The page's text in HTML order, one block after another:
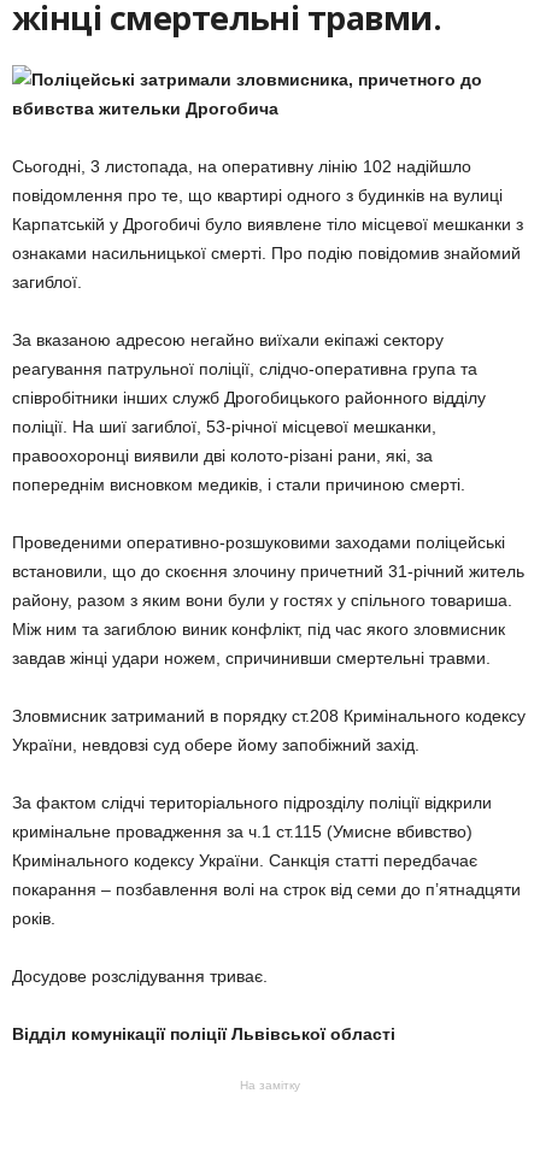
жінці смертельні травми.
Сьогодні, 3 листопада, на оперативну лінію 102 надійшло
повідомлення про те, що квартирі одного з будинків на вулиці
Карпатській у Дрогобичі було виявлене тіло місцевої мешканки з
ознаками насильницької смерті. Про подію повідомив знайомий
загиблої.
За вказаною адресою негайно виїхали екіпажі сектору
реагування патрульної поліції, слідчо-оперативна група та
співробітники інших служб Дрогобицького районного відділу
поліції. На шиї загиблої, 53-річної місцевої мешканки,
правоохоронці виявили дві колото-різані рани, які, за
попереднім висновком медиків, і стали причиною смерті.
Проведеними оперативно-розшуковими заходами поліцейські
встановили, що до скоєння злочину причетний 31-річний житель
району, разом з яким вони були у гостях у спільного товариша.
Між ним та загиблою виник конфлікт, під час якого зловмисник
завдав жінці удари ножем, спричинивши смертельні травми.
Зловмисник затриманий в порядку ст.208 Кримінального кодексу
України, невдовзі суд обере йому запобіжний захід.
За фактом слідчі територіального підрозділу поліції відкрили
кримінальне провадження за ч.1 ст.115 (Умисне вбивство)
Кримінального кодексу України. Санкція статті передбачає
покарання – позбавлення волі на строк від семи до п’ятнадцяти
років.
Досудове розслідування триває.
Відділ комунікації поліції Львівської області
На замітку